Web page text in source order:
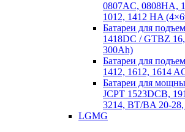
0807AC, 0808HA,
1012, 1412 HA
Батареи для
1418DC / GTBZ
300Ah)
Батареи для
1412, 1612, 1614
Батареи для
JCPT 1523DCB,
3214, BT/BA 20-
LGMG